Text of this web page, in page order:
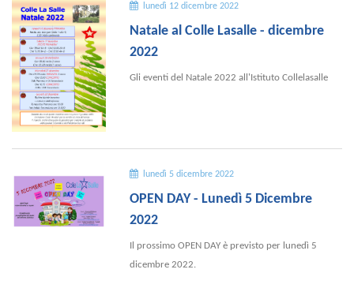
lunedì 12 dicembre 2022
Natale al Colle Lasalle - dicembre
2022
Gli eventi del Natale 2022 all'Istituto Collelasalle
lunedì 5 dicembre 2022
OPEN DAY - Lunedì 5 Dicembre
2022
Il prossimo OPEN DAY è previsto per lunedì 5
dicembre 2022.